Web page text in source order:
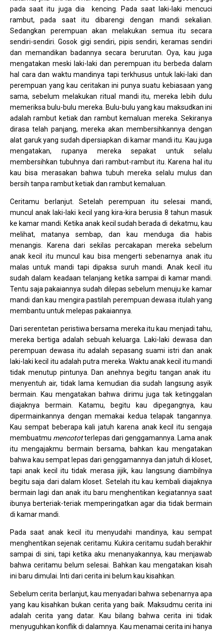
pada saat itu juga dia kencing. Pada saat laki-laki mencuci
rambut, pada saat itu dibarengi dengan mandi sekalian.
Sedangkan perempuan akan melakukan semua itu secara
sendiri-sendiri. Gosok gigi sendiri, pipis sendiri, keramas sendiri
dan memandikan badannya secara berurutan. Oya, kau juga
mengatakan meski laki-laki dan perempuan itu berbeda dalam
hal cara dan waktu mandinya tapi terkhusus untuk laki-laki dan
perempuan yang kau ceritakan ini punya suatu kebiasaan yang
sama, sebelum melakukan ritual mandi itu, mereka lebih dulu
memeriksa bulu-bulu mereka. Bulu-bulu yang kau maksudkan ini
adalah rambut ketiak dan rambut kemaluan mereka. Sekiranya
dirasa telah panjang, mereka akan membersihkannya dengan
alat garuk yang sudah dipersiapkan di kamar mandi itu. Kau juga
mengatakan, rupanya mereka sepakat untuk selalu
membersihkan tubuhnya dari rambut-rambut itu. Karena hal itu
kau bisa merasakan bahwa tubuh mereka selalu mulus dan
bersih tanpa rambut ketiak dan rambut kemaluan.
Ceritamu berlanjut. Setelah perempuan itu selesai mandi,
muncul anak laki-laki kecil yang kira-kira berusia 8 tahun masuk
ke kamar mandi. Ketika anak kecil sudah berada di dekatmu, kau
melihat, matanya sembap, dan kau menduga dia habis
menangis. Karena dari sekilas percakapan mereka sebelum
anak kecil itu muncul kau bisa mengerti sebenarnya anak itu
malas untuk mandi tapi dipaksa suruh mandi. Anak kecil itu
sudah dalam keadaan telanjang ketika sampai di kamar mandi.
Tentu saja pakaiannya sudah dilepas sebelum menuju ke kamar
mandi dan kau mengira pastilah perempuan dewasa itulah yang
membantu untuk melepas pakaiannya.
Dari serentetan peristiwa bersama mereka itu kau menjadi tahu,
mereka bertiga adalah sebuah keluarga. Laki-laki dewasa dan
perempuan dewasa itu adalah sepasang suami istri dan anak
laki-laki kecil itu adalah putra mereka. Waktu anak kecil itu mandi
tidak menutup pintunya. Dan anehnya begitu tangan anak itu
menyentuh air, tidak lama kemudian dia sudah langsung asyik
bermain. Kau mengatakan bahwa dirimu juga tak ketinggalan
diajaknya bermain. Katamu, begitu kau dipegangnya, kau
dipermainkannya dengan memakai kedua telapak tangannya.
Kau sempat beberapa kali jatuh karena anak kecil itu sengaja
membuatmu mencototterlepas dari genggamannya. Lama anak
itu mengajakmu bermain bersama, bahkan kau mengatakan
bahwa kau sempat lepas dari genggamannya dan jatuh di kloset,
tapi anak kecil itu tidak merasa jijik, kau langsung diambilnya
begitu saja dari dalam kloset. Setelah itu kau kembali diajaknya
bermain lagi dan anak itu baru menghentikan kegiatannya saat
ibunya berteriak-teriak memperingatkan agar dia tidak bermain
di kamar mandi.
Pada saat anak kecil itu menyudahi mandinya, kau sempat
menghentikan sejenak ceritamu. Kukira ceritamu sudah berakhir
sampai di sini, tapi ketika aku menanyakannya, kau menjawab
bahwa ceritamu belum selesai. Bahkan kau mengatakan kisah
ini baru dimulai. Inti dari cerita ini belum kau kisahkan.
Sebelum cerita berlanjut, kau menyadari bahwa sebenarnya apa
yang kau kisahkan bukan cerita yang baik. Maksudmu cerita ini
adalah cerita yang datar. Kau bilang bahwa cerita ini tidak
menyuguhkan konflik di dalamnya. Kau menamai cerita ini hanya